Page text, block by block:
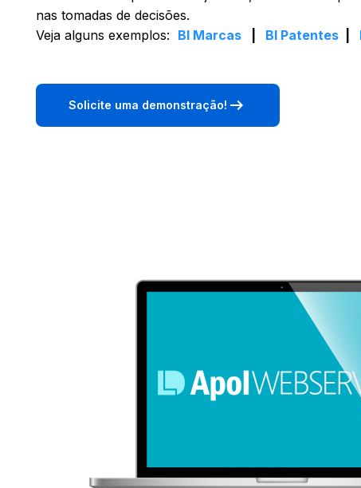
nas tomadas de decisões.
Veja alguns exemplos: BI Marcas| BI Patentes|
Solicite uma demonstração! arrow_right_alt